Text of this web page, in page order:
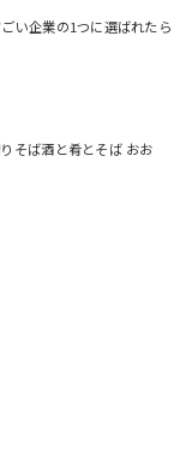
い企業の1つに選ばれたら
そば酒と肴とそば おお